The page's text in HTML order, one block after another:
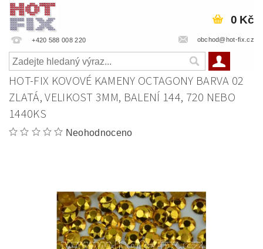
+420 588 008 220 obchod@hot-fix.cz
0 Kč
HOT-FIX KOVOVÉ KAMENY OCTAGONY BARVA 02
ZLATÁ, VELIKOST 3MM, BALENÍ 144, 720 NEBO
1440KS
Neohodnoceno